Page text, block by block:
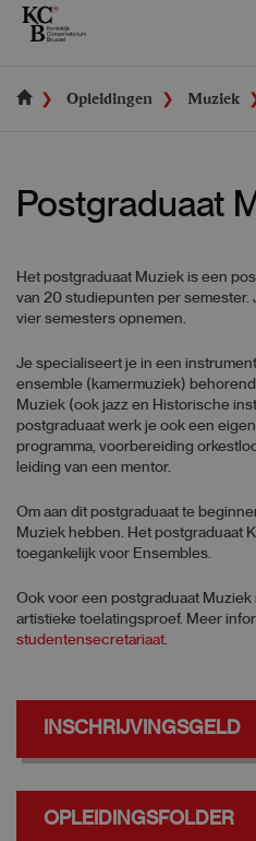
Skip
Opleidingen Muziek
Postgraduaat
Het postgraduaat Muziek is een
van 20 studiepunten per semester.
vier semesters opnemen.
Je specialiseert je in een
ensemble (kamermuziek)
Muziek (ook jazz en Historische
postgraduaat werk je ook een
programma, voorbereiding
leiding van een mentor.
Om aan dit postgraduaat te
Muziek hebben. Het postgraduaat
toegankelijk voor Ensembles.
Ook voor een postgraduaat Muziek
artistieke toelatingsproef. Meer
studentensecretariaat.
INSCHRIJVINGSGELD
OPLEIDINGSFOLDER